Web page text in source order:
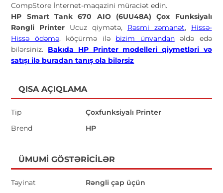
CompStore İnternet-maqazini müraciət edin.
HP Smart Tank 670 AIO (6UU48A) Çox Funksiyalı
Rəngli Printer Ucuz qiymətə, Rəsmi zəmanət, Hissə-
Hissə ödəmə, köçürmə ilə bizim ünvandanəldə edə
bilərsiniz. Bakıda HP Printer modelleri qiymetləri və
satışı ilə buradan tanış ola bilərsiz
QISA AÇIQLAMA
Tip
Çoxfunksiyalı Printer
Brend
HP
ÜMUMI GÖSTƏRICILƏR
Təyinat
Rəngli çap üçün